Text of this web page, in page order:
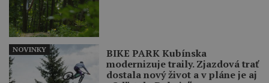
BIKE PARK Kubínska
modernizuje traily. Zjazdová trať
dostala nový život a v pláne je aj
NOVINKY